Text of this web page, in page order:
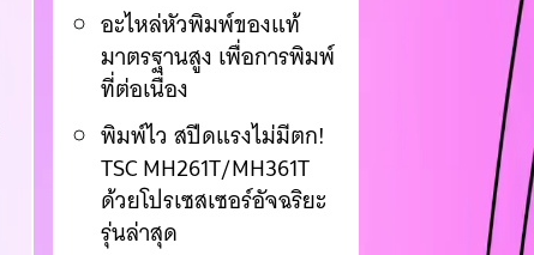
อะไหล่หัวพิมพ์ของแท้
มาตรฐานสูง เพื่อการพิมพ์
ที่ต่อเนื่อง
พิมพ์ไว สปีดแรงไม่มีตก!
TSC MH261T/MH361T
ด้วยโปรเซสเซอร์อัจฉริยะ
รุ่นล่าสุด